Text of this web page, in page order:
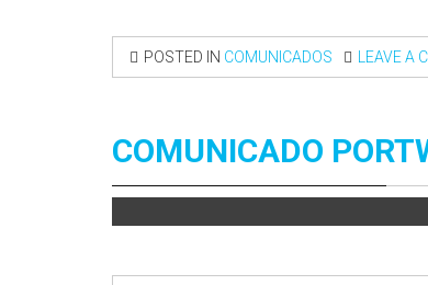
POSTED IN COMUNICADOS LEAVE A
COMUNICADO